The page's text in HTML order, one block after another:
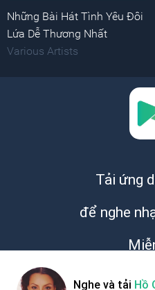
Những Bài Hát Tình Yêu Đôi
Lứa Dễ Thương Nhất
Various Artists
Tải ứng
để nghe
Nghe và tải Hồ